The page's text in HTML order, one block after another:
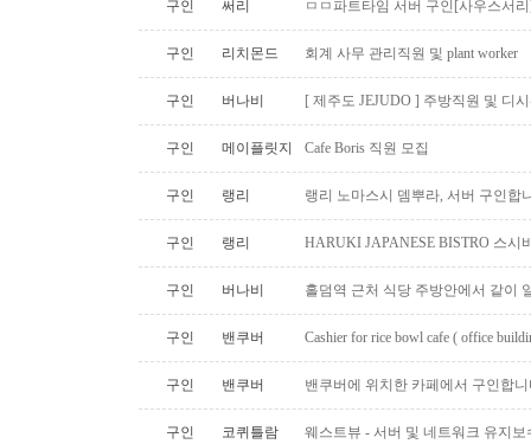
구인 써리 ㅁㅁ파트타임 서버 구인[사우스서
구인 리치몬드 회계 사무 관리직원 및 plant worker
구인 버나비 [ 제주도 JEJUDO ] 주방직원 및 디
구인 메이플릿지 Cafe Boris 직원 모집
구인 랭리 랭리 노마스시 뎀뿌라, 서버 구인합
구인 랭리 HARUKI JAPANESE BISTRO 스시
구인 버나비 홀덤역 근처 식당 주방안에서 같이
구인 밴쿠버 Cashier for rice bowl cafe ( office
구인 밴쿠버 밴쿠버에 위치한 카페에서 구인합
구인 코퀴틀람 웨스트뷰 - 서버 및 네트워크 유지보